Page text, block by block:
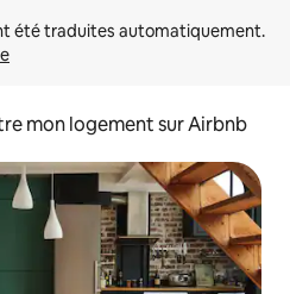
mon logement sur Airbnb